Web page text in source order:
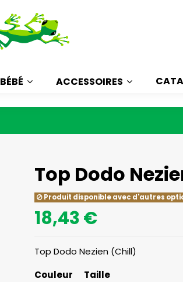
BÉBÉ ACCESSOIRES
Top Dodo
Produit disponible avec d'autres
18,43 €
Top Dodo Nezien (Chill)
Couleur
Taille